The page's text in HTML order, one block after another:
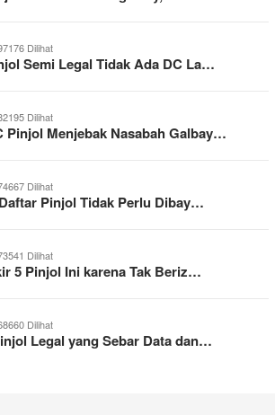
Dilihat
Semi Legal Tidak Ada DC La…
Dilihat
Pinjol Menjebak Nasabah Galbay…
Dilihat
Pinjol Tidak Perlu Dibay…
Dilihat
5 Pinjol Ini karena Tak Beriz…
Dilihat
Legal yang Sebar Data dan…